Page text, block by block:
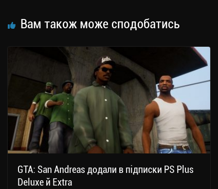
Вам також може сподобатись
GTA: San Andreas додали в підписки PS Plus
Deluxe й Extra